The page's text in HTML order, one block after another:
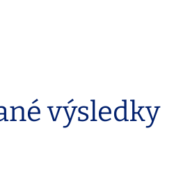
výsledky